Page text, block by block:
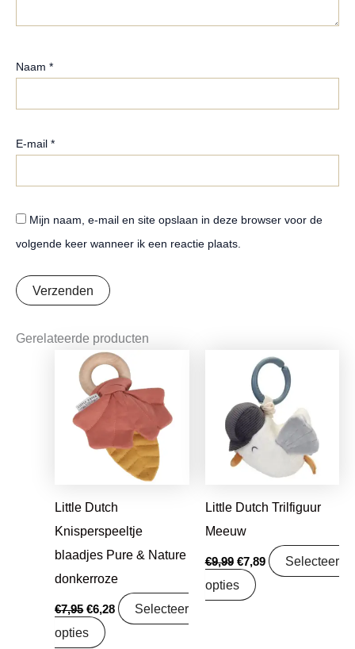
Naam *
E-mail *
Mijn naam, e-mail en site opslaan in deze browser voor de
volgende keer wanneer ik een reactie plaats.
Gerelateerde producten
Little Dutch
Knisperspeeltje
blaadjes Pure & Nature
donkerroze
€7,95
Oorspronkelijke
prijs
was:
€7,95.
€6,28
Huidige
prijs
is:
€6,28.
Selecteer
opties
Little Dutch Trilfiguur
Meeuw
€9,99
Oorspronkelijke
prijs
was:
€9,99.
€7,89
Huidige
prijs
€7,89.
Selecteer
opties